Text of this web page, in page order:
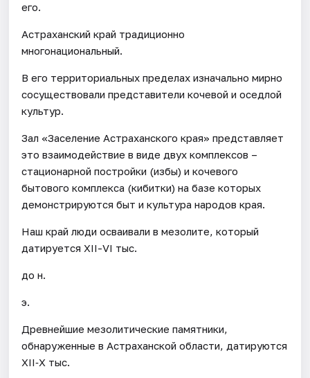
его.
Астраханский край традиционно
многонациональный.
В его территориальных пределах изначально мирно
сосуществовали представители кочевой и оседлой
культур.
Зал «Заселение Астраханского края» представляет
это взаимодействие в виде двух комплексов –
стационарной постройки (избы) и кочевого
бытового комплекса (кибитки) на базе которых
демонстрируются быт и культура народов края.
Наш край люди осваивали в мезолите, который
датируется XII-VI тыс.
до н.
э.
Древнейшие мезолитические памятники,
обнаруженные в Астраханской области, датируются
XII‐X тыс.